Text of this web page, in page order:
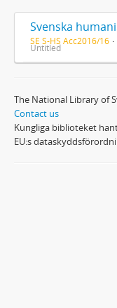
SE S-HS Acc2016/16
Untitled
The National Library of
Contact us
Kungliga biblioteket
EU:s